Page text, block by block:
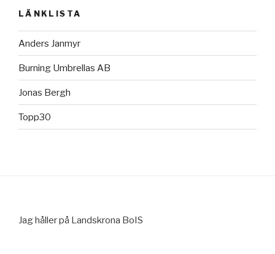
LÄNKLISTA
Anders Janmyr
Burning Umbrellas AB
Jonas Bergh
Topp30
Jag håller på Landskrona BoIS